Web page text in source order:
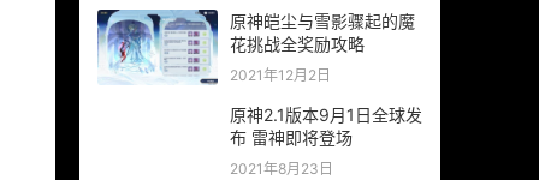
原神皑尘与雪影骤起的魔
花挑战全奖励攻略
2021年12月2日
原神2.1版本9月1日全球发
布 雷神即将登场
2021年8月23日